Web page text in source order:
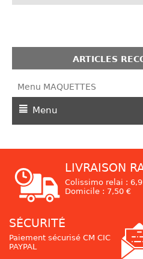
ARTICLES
Menu MAQUETTES
Menu
LIVRAISON
Colissimo relai :
Domicile : 7,50 €
SÉCURITÉ
Paiement sécurisé CM CIC
PAYPAL